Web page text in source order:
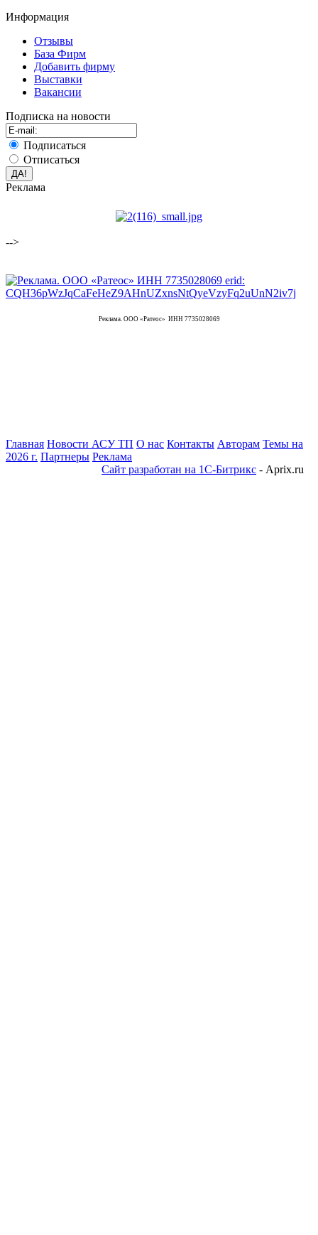
Информация
Отзывы
База Фирм
Добавить фирму
Выставки
Вакансии
Подписка на новости
Подписаться
Отписаться
Реклама
-->
Реклама. ООО «Ратеос» ИНН 7735028069
Главная Новости АСУ ТП О нас Контакты Авторам Темы на
2026 г. Партнеры Реклама
Сайт разработан на 1С-Битрикс - Aprix.ru